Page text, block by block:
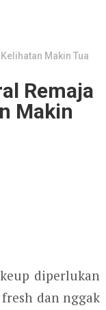
Makin Tua
Remaja
Makin
diperlukan
dan nggak